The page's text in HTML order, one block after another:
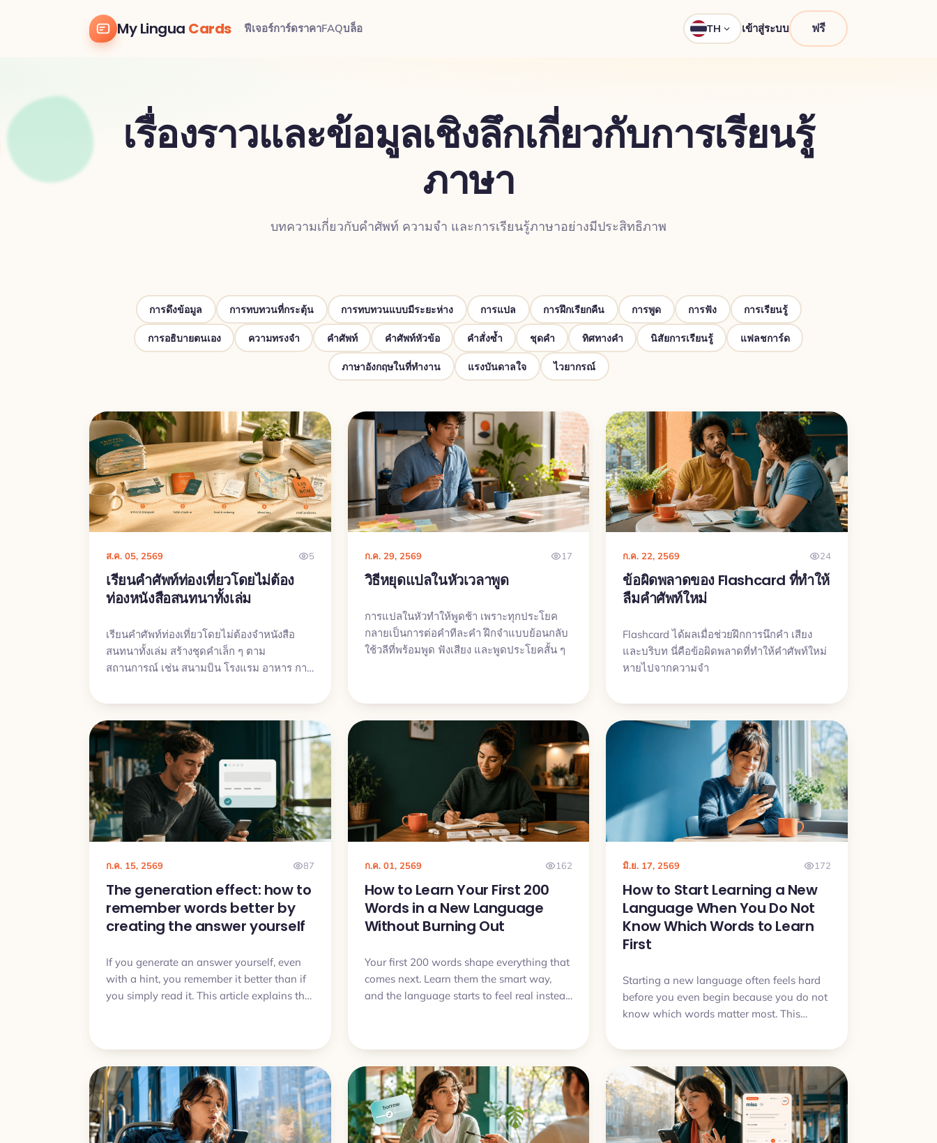
My Lingua Cards ฟีเจอร์การ์ดราคาFAQบล็อ TH เข้าสู่ระบบ ฟรี
เรื่องราวและข้อมูลเชิงลึกเกี่ยวกับการเรียนรู้
ภาษา
บทความเกี่ยวกับคำศัพท์ ความจำ และการเรียนรู้ภาษาอย่างมีประสิทธิภาพ
การดึงข้อมูล การทบทวนที่กระตุ้น การทบทวนแบบมีระยะห่าง การแปล การฝึกเรียกคืน การพูด การฟัง การเรียนรู้
การอธิบายตนเอง ความทรงจำ คำศัพท์ คำศัพท์หัวข้อ คำสั่งซ้ำ ชุดคำ ทิศทางคำ นิสัยการเรียนรู้ แฟลชการ์ด
ภาษาอังกฤษในที่ทำงาน แรงบันดาลใจ ไวยากรณ์
ส.ค. 05, 2569 5
เรียนคำศัพท์ท่องเที่ยวโดยไม่ต้อง
ท่องหนังสือสนทนาทั้งเล่ม
เรียนคำศัพท์ท่องเที่ยวโดยไม่ต้องจำหนังสือ
สนทนาทั้งเล่ม สร้างชุดคำเล็ก ๆ ตาม
สถานการณ์ เช่น สนามบิน โรงแรม อาหาร การ
ก.ค. 29, 2569 17
วิธีหยุดแปลในหัวเวลาพูด
การแปลในหัวทำให้พูดช้า เพราะทุกประโยค
กลายเป็นการต่อคำทีละคำ ฝึกจำแบบย้อนกลับ
ใช้วลีที่พร้อมพูด ฟังเสียง และพูดประโยคสั้น ๆ
ก.ค. 22, 2569 24
ข้อผิดพลาดของ Flashcard ที่ทำให้
ลืมคำศัพท์ใหม่
Flashcard ได้ผลเมื่อช่วยฝึกการนึกคำ เสียง
และบริบท นี่คือข้อผิดพลาดที่ทำให้คำศัพท์ใหม่
หายไปจากความจำ
ก.ค. 15, 2569 87
The generation effect: how to
remember words better by
creating the answer yourself
If you generate an answer yourself, even
with a hint, you remember it better than if
you simply read it. This article explains the
ก.ค. 01, 2569 162
How to Learn Your First 200
Words in a New Language
Without Burning Out
Your first 200 words shape everything that
comes next. Learn them the smart way,
and the language starts to feel real instead
มิ.ย. 17, 2569 172
How to Start Learning a New
Language When You Do Not
Know Which Words to Learn
First
Starting a new language often feels hard
before you even begin because you do not
know which words matter most. This
normal, what to do first, and how to start
learning without getting stuck in word
lists.